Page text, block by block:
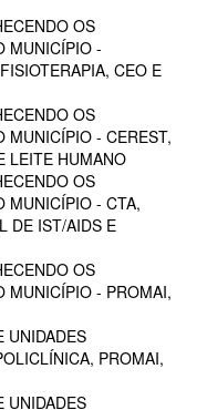
OS
MUNICÍPIO -
CEO E
OS
MUNICÍPIO - CEREST,
LEITE HUMANO
OS
MUNICÍPIO - CTA,
DE IST/AIDS E
OS
MUNICÍPIO - PROMAI,
UNIDADES
PROMAI,
UNIDADES